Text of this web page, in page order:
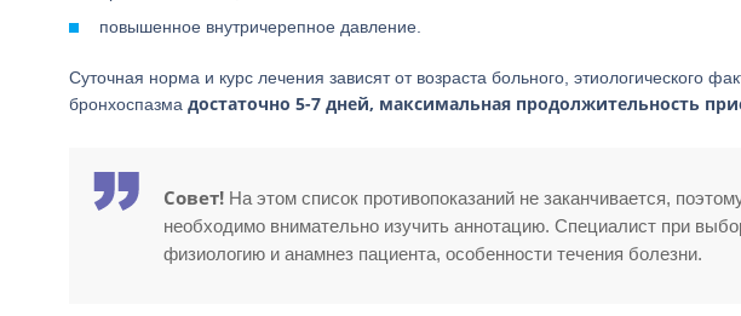
повышенное внутричерепное давление.
Суточная норма и курс лечения зависят от возраста больного, этиологического
бронхоспазма достаточно 5-7 дней, максимальная продолжительность
Совет! На этом список противопоказаний не заканчивается,
необходимо внимательно изучить аннотацию. Специалист при
физиологию и анамнез пациента, особенности течения болезни.